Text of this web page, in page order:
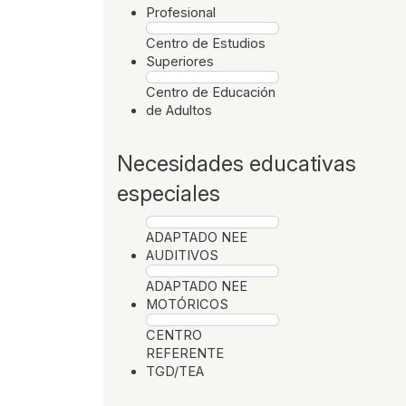
Profesional
Centro de Estudios
Superiores
Centro de Educación
de Adultos
Necesidades educativas
especiales
ADAPTADO NEE
AUDITIVOS
ADAPTADO NEE
MOTÓRICOS
CENTRO
REFERENTE
TGD/TEA